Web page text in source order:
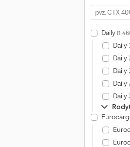
Daily(1
Daily
Daily
Daily
Daily
Daily